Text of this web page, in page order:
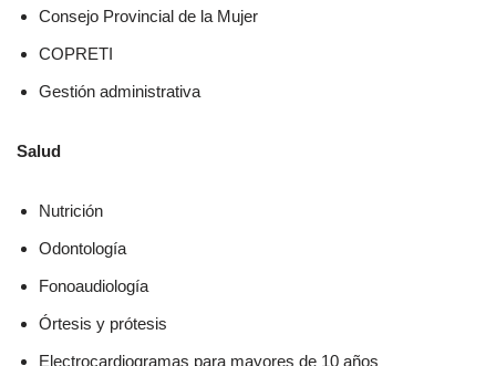
Consejo Provincial de la Mujer
COPRETI
Gestión administrativa
Salud
Nutrición
Odontología
Fonoaudiología
Órtesis y prótesis
Electrocardiogramas para mayores de 10 años